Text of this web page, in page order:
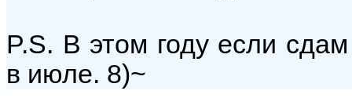
P.S. В этом году если
в июле. 8)~